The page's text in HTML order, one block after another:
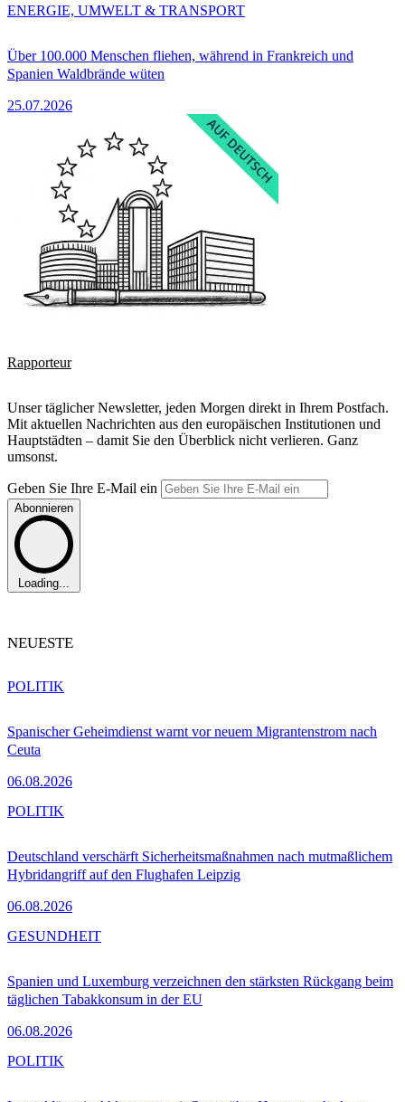
Über 100.000 Menschen fliehen, während in Frankreich und
Spanien Waldbrände wüten
25.07.2026
ENERGIE, UMWELT & TRANSPORT
Rapporteur
Unser täglicher Newsletter, jeden Morgen direkt in Ihrem Postfach.
Mit aktuellen Nachrichten aus den europäischen Institutionen und
Hauptstädten – damit Sie den Überblick nicht verlieren. Ganz
umsonst.
Geben Sie Ihre E-Mail ein
Abonnieren
Loading...
NEUESTE
Spanischer Geheimdienst warnt vor neuem Migrantenstrom nach
Ceuta
06.08.2026
POLITIK
Deutschland verschärft Sicherheitsmaßnahmen nach mutmaßlichem
Hybridangriff auf den Flughafen Leipzig
06.08.2026
POLITIK
Spanien und Luxemburg verzeichnen den stärksten Rückgang beim
täglichen Tabakkonsum in der EU
06.08.2026
GESUNDHEIT
POLITIK